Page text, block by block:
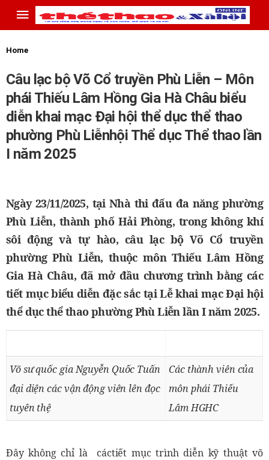
Home
Câu lạc bộ Võ Cổ truyền Phù Liễn – Môn
phái Thiếu Lâm Hồng Gia Hà Châu biểu
diễn khai mạc Đại hội thể dục thể thao
phường Phù Liễnhội Thể dục Thể thao lần
I năm 2025
Ngày 23/11/2025, tại Nhà thi đấu đa năng phường
Phù Liễn, thành phố Hải Phòng, trong không khí
sôi động và tự hào, câu lạc bộ Võ Cổ truyền
phường Phù Liễn, thuộc môn Thiếu Lâm Hồng
Gia Hà Châu, đã mở đầu chương trình bằng các
tiết mục biểu diễn đặc sắc tại Lễ khai mạc Đại hội
thể dục thể thao phường Phù Liễn lần I năm 2025.
Võ sư quốc gia Nguyễn Quốc Tuấn
đại diện các vận động viên lên đọc
tuyên thệ
Các thành viên của
môn phái Thiếu
Lâm HGHC
Đây không chỉ là cáctiết mục trình diễn kỹ thuật võ